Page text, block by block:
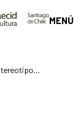
MENÚ